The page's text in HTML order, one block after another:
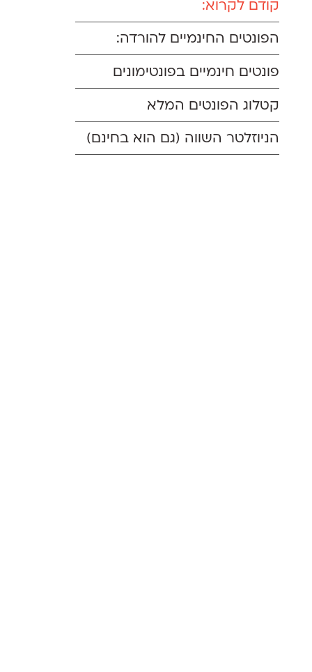
קודם לקרוא:
הפונטים החינמיים להורדה:
פונטים חינמיים בפונטימונים
קטלוג הפונטים המלא
הניוזלטר השווה (גם הוא בחינם)